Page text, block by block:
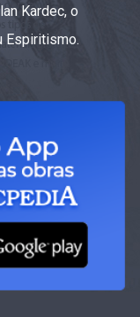
Kardec, o
Espiritismo.